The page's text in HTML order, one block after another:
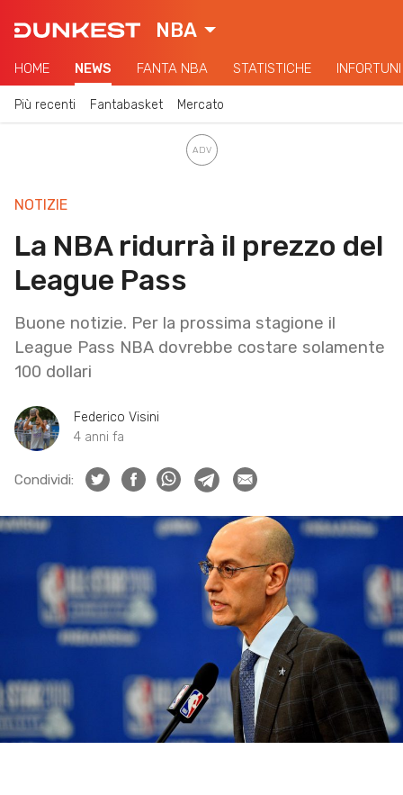
NBA
HOME NEWS FANTA NBA STATISTICHE INFORTUNI
Più recenti Fantabasket Mercato
NOTIZIE
La NBA ridurrà il prezzo del
League Pass
Buone notizie. Per la prossima stagione il
League Pass NBA dovrebbe costare solamente
100 dollari
Federico Visini
4 anni fa
Condividi: